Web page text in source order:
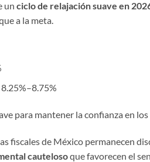
un ciclo de relajación suave en
a la meta.
para mantener la confianza en
fiscales de México permanecen
cautelosoque favorecen el